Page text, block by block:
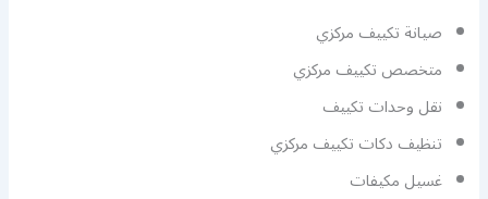
صيانة تكييف مركزي
متخصص تكييف مركزي
نقل وحدات تكييف
تنظيف دكات تكييف مركزي
غسيل مكيفات